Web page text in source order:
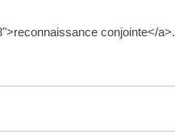
conjointe</a>.